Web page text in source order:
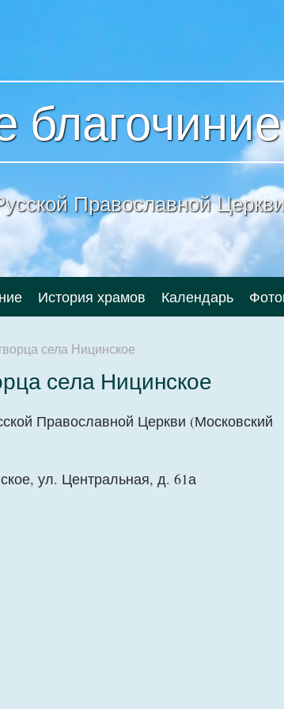
благочиние
Православной
История храмов Календарь
села Ницинское
села Ницинское
Православной Церкви (Московский
ул. Центральная, д. 61а